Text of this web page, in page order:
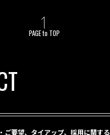
PAGE to TOP
ご要望、タイアップ、採用に関する